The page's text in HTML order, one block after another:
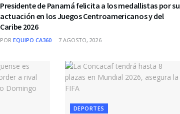
Presidente de Panamá felicita a los medallistas por su
actuación en los Juegos Centroamericanos y del
Caribe 2026
POR EQUIPO CA360 7 AGOSTO, 2026
DEPORTES